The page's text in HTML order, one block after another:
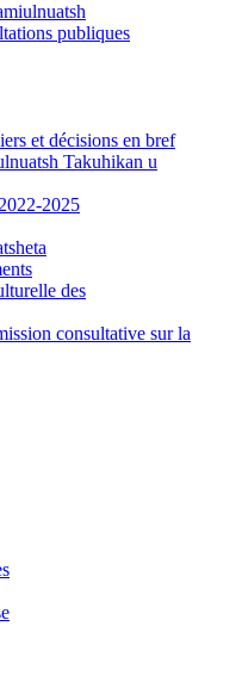
publiques
et décisions en bref
Takuhikan u
2025
des
consultative sur la